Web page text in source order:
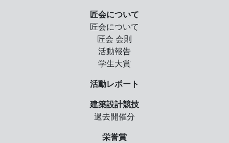
匠会について
匠会について
匠会 会則
活動報告
学生大賞
活動レポート
建築設計競技
過去開催分
栄誉賞